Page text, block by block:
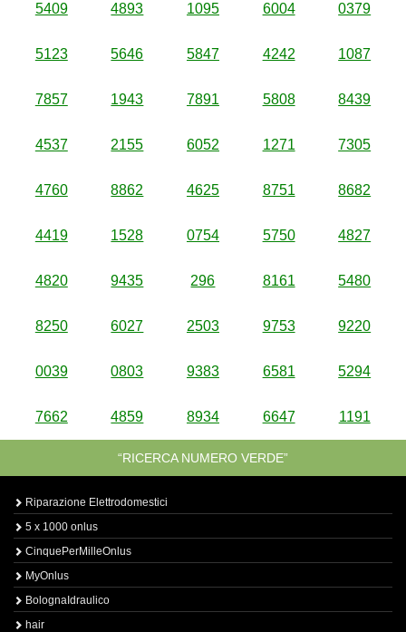
5409 4893 1095 6004 0379
5123 5646 5847 4242 1087
7857 1943 7891 5808 8439
4537 2155 6052 1271 7305
4760 8862 4625 8751 8682
4419 1528 0754 5750 4827
4820 9435 296 8161 5480
8250 6027 2503 9753 9220
0039 0803 9383 6581 5294
7662 4859 8934 6647 1191
“RICERCA NUMERO VERDE”
Riparazione Elettrodomestici
5 x 1000 onlus
CinquePerMilleOnlus
MyOnlus
BolognaIdraulico
hair